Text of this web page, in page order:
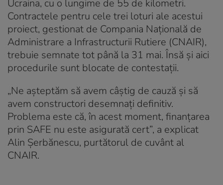
Ucraina, cu o lungime de 55 de kilometri.
Contractele pentru cele trei loturi ale acestui
proiect, gestionat de Compania Națională de
Administrare a Infrastructurii Rutiere (CNAIR),
trebuie semnate tot până la 31 mai. Însă și aici
procedurile sunt blocate de contestații.
„Ne așteptăm să avem câștig de cauză și să
avem constructori desemnați definitiv.
Problema este că, în acest moment, finanțarea
prin SAFE nu este asigurată cert”, a explicat
Alin Șerbănescu, purtătorul de cuvânt al
CNAIR.